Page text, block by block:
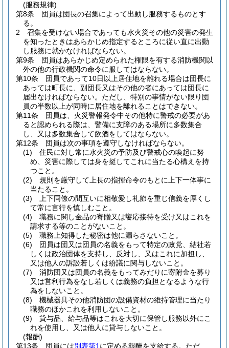
(服務規律)
第8条
団員は団長の召集によって出動し服務するものとす
る。
2
召集を受けない場合であっても水火災その他の災害の発生
を知ったときはあらかじめ指定するところに従い直に出動
し服務に就かなければならない。
第9条
団員はあらかじめ定められた権限を有する消防機関以
外の他の行政機関の命令に服してはならない。
第10条
団員であって10日以上居住地を離れる場合は団長に
あっては町長に、副団長又はその他の者にあっては団長に
届出なければならない。 ただし、特別の事情がない限り団
員の半数以上が同時に居住地を離れることはできない。
第11条
団員は、火災警報発令中その他特に警戒の必要があ
ると認められる際は、警備に支障のある場所に多数集合
し、又は多数集合して飲酒をしてはならない。
第12条
団員は次の事項を遵守しなければならない。
(1)
住民に対し常に水火災の予防及び警戒心の喚起に努
め、災害に際しては身を挺してこれに当たる心構えを持
つこと。
(2)
規則を厳守して上長の指揮命令のもとに上下一体事に
当たること。
(3)
上下同僚の間互いに相敬愛し礼節を重じ信義を厚くし
て常に言行を慎しむこと。
(4)
職務に関し金品の寄贈又は饗応接待を受け又はこれを
請求する等のことがないこと。
(5)
職務上知得した秘密は他に漏らさないこと。
(6)
団員は団又は団員の名義をもって特定の政党、結社若
しくは政治団体を支持し、反対し、又はこれに加担し、
又は他人の訴訟若しくは紛議に関与しないこと。
(7)
消防団又は団員の名義をもってみだりに寄附金を募り
又は営利行為をなし若しくは義務の負担となるような行
為をしないこと。
(8)
機械器具その他消防団の設備資材の維持管理に当たり
職務のほかこれを利用しないこと。
(9)
貸与品、給与品等はこれを大切に保管し服務以外にこ
れを使用し、又は他人に貸与しないこと。
(報酬)
第13条
団員には別表第1 に定める報酬を支給する。 ただ